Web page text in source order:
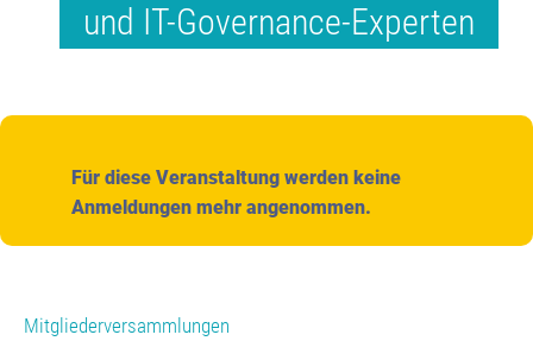
und IT-Governance-Experten
Für diese Veranstaltung werden keine
Anmeldungen mehr angenommen.
Mitgliederversammlungen